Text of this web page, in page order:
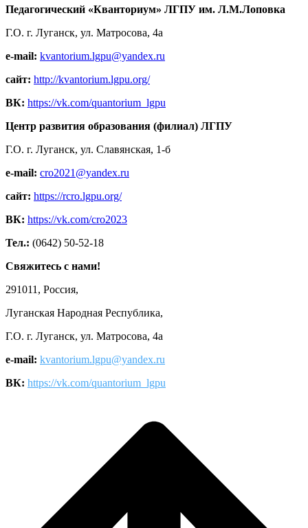
Педагогический «Кванториум» ЛГПУ им. Л.М.Лоповка
Г.О. г. Луганск, ул. Матросова, 4а
e-mail: kvantorium.lgpu@yandex.ru
сайт: http://kvantorium.lgpu.org/
ВК: https://vk.com/quantorium_lgpu
Центр развития образования (филиал) ЛГПУ
Г.О. г. Луганск, ул. Славянская, 1-б
e-mail: cro2021@yandex.ru
сайт: https://rcro.lgpu.org/
ВК: https://vk.com/cro2023
Тел.: (0642) 50-52-18
Свяжитесь с нами!
291011, Россия,
Луганская Народная Республика,
Г.О. г. Луганск, ул. Матросова, 4а
e-mail: kvantorium.lgpu@yandex.ru
ВК: https://vk.com/quantorium_lgpu